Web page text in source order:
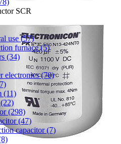
SCR
use (57)
furnace (5)
(34)
electronics (70)
(11)
(298)
(47)
capacitor (7)